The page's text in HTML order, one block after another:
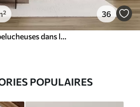
36
POPULAIRES